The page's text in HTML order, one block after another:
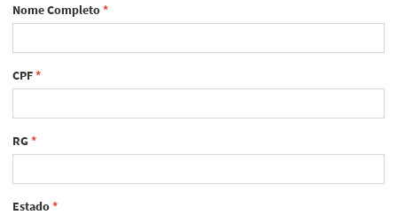
Nome Completo*
CPF*
RG*
Estado*